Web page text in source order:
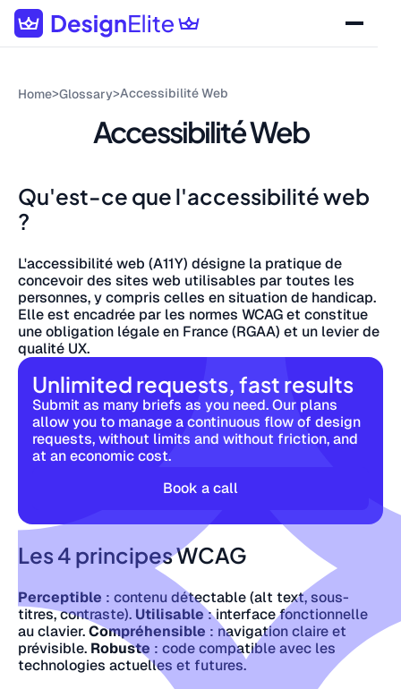
Home>Glossary>Accessibilité Web
Accessibilité Web
Qu'est-ce que l'accessibilité web
?
L'accessibilité web (A11Y) désigne la pratique de
concevoir des sites web utilisables par toutes les
personnes, y compris celles en situation de handicap.
Elle est encadrée par les normes WCAG et constitue
une obligation légale en France (RGAA) et un levier de
qualité UX.
Unlimited requests, fast results
Submit as many briefs as you need. Our plans
allow you to manage a continuous flow of design
requests, without limits and without friction, and
at an economic cost.
Book a call
Les 4 principes WCAG
Perceptible : contenu détectable (alt text, sous-
titres, contraste). Utilisable: interface fonctionnelle
au clavier.Compréhensible : navigation claire et
prévisible. Robuste : code compatible avec les
technologies actuelles et futures.